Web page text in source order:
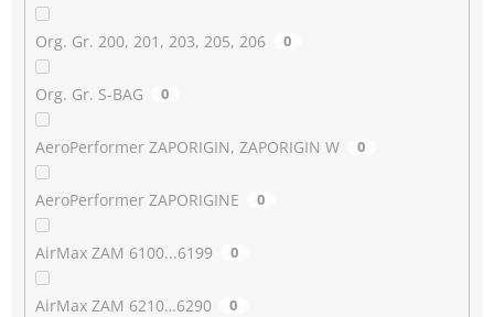
Org. Gr. 200, 201, 203, 205, 206 0
Org. Gr. S-BAG 0
AeroPerformer ZAPORIGIN, ZAPORIGIN W 0
AeroPerformer ZAPORIGINE 0
AirMax ZAM 6100...6199 0
AirMax ZAM 6210…6290 0